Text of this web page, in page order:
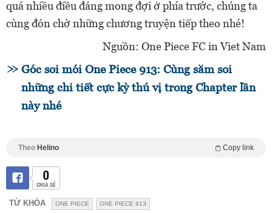
quá nhiều điều đáng mong đợi ở phía trước, chúng ta
cùng đón chờ những chương truyện tiếp theo nhé!
Nguồn: One Piece FC in Viet Nam
Góc soi mói One Piece 913: Cùng săm soi
những chi tiết cực kỳ thú vị trong Chapter lần
này nhé
Theo Helino Copy link
0
CHIA SẺ
TỪ KHÓA ONE PIECE ONE PIECE 913